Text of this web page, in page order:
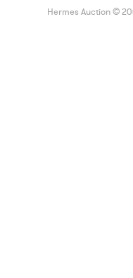
Hermes Auction ©